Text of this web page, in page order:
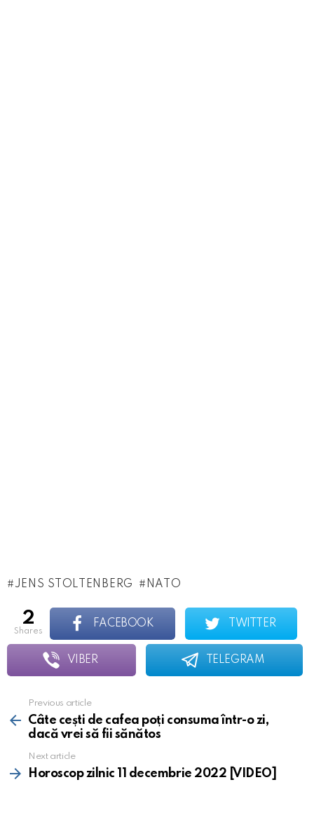
JENS STOLTENBERG NATO
2
shares
FACEBOOK TWITTER
VIBER TELEGRAM
more
Previous article
Câte cești de cafea poți consuma într-o zi,
dacă vrei să fii sănătos
Next article
Horoscop zilnic 11 decembrie 2022 [VIDEO]